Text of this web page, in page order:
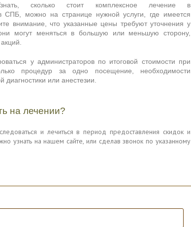
сколько стоит комплексное лечение в
СПБ, можно на странице нужной услуги, где имеется
внимание, что указанные цены требуют уточнения у
могут меняться в большую или меньшую сторону,
у администраторов по итоговой стоимости при
процедур за одно посещение, необходимости
или анестезии.
на лечении?
и лечиться в период предоставления скидок и
узнать на нашем сайте, или сделав звонок по указанному